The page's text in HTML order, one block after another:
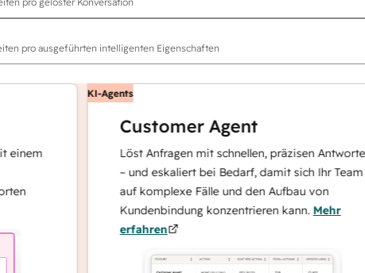
pro ausgeführten intelligenten Eigenschaften
KI-Agents
Customer Agent
Löst Anfragen mit schnellen, präzisen Antworten
– und eskaliert bei Bedarf, damit sich Ihr Team
auf komplexe Fälle und den Aufbau von
Kundenbindung konzentrieren kann.Mehr
erfahren